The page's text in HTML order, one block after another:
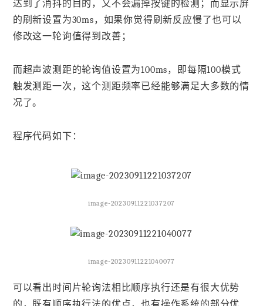
达到了消抖的目的，又不会漏掉按键的检测；而显示屏
的刷新设置为30ms，如果你觉得刷新反应慢了也可以
修改这一轮询值得到改善；
而超声波测距的轮询值设置为100ms，即每隔100模式
触发测距一次，这个测距频率已经能够满足大多数的情
况了。
程序代码如下：
image-20230911221037207
image-20230911221040077
可以看出时间片轮询法相比顺序执行还是有很大优势